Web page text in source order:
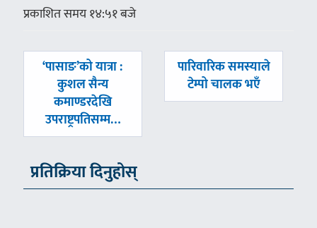
प्रकाशित समय १४:५१ बजे
पछिल्लाे
‘पासाङ’को यात्रा :
कुशल सैन्य
कमाण्डरदेखि
उपराष्ट्रपतिसम्म…
अघिल्लाे
पारिवारिक समस्याले
टेम्पो चालक भएँ
प्रतिक्रिया दिनुहोस्